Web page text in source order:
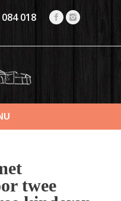
018
twee